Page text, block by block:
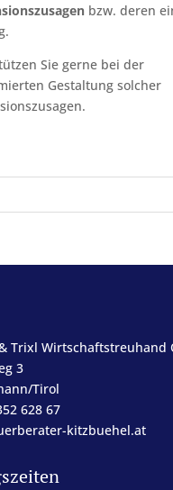
bzw. deren
Sie gerne bei der
Gestaltung solcher
Trixl Wirtschaftstreuhand
3
Tirol
628 67
kitzbuehel.at